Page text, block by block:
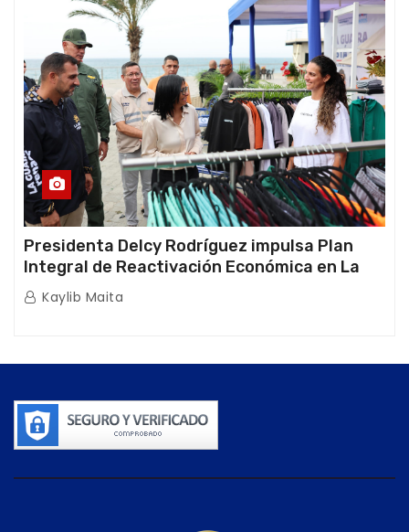
Presidenta Delcy Rodríguez impulsa Plan
Integral de Reactivación Económica en La
Guaira
Kaylib Maita